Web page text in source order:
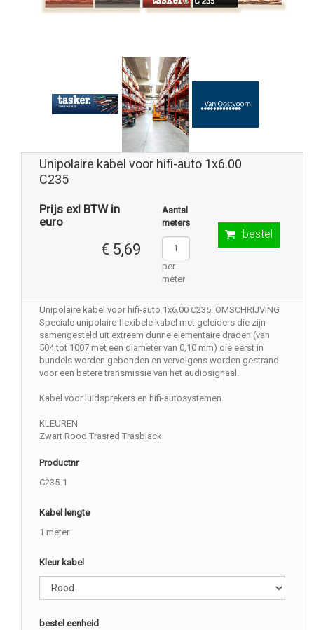
Unipolaire kabel voor hifi-auto 1x6.00
C235
Prijs exl BTW in
euro
€ 5,69
Aantal
meters
per
meter
bestel
Unipolaire kabel voor hifi-auto 1x6.00 C235. OMSCHRIJVING
Speciale unipolaire flexibele kabel met geleiders die zijn
samengesteld uit extreem dunne elementaire draden (van
504 tot 1007 met een diameter van 0,10 mm) die eerst in
bundels worden gebonden en vervolgens worden gestrand
voor een betere transmissie van het audiosignaal.
Kabel voor luidsprekers en hifi-autosystemen.
KLEUREN
Zwart Rood Trasred Trasblack
Productnr
C235-1
Kabel lengte
1 meter
Kleur kabel
bestel eenheid